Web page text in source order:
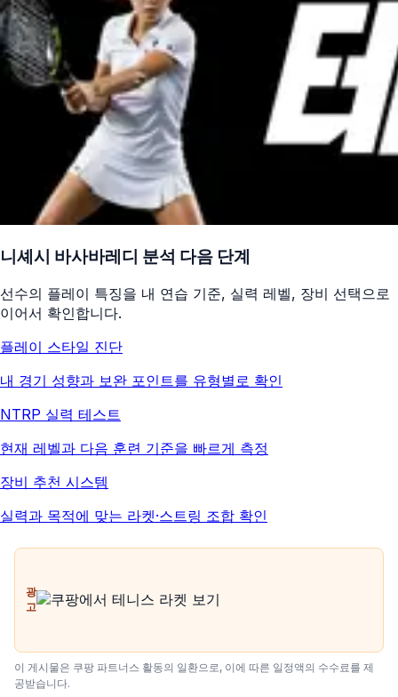
니셰시 바사바레디 분석 다음 단계
선수의 플레이 특징을 내 연습 기준, 실력 레벨, 장비 선택으로
이어서 확인합니다.
플레이 스타일 진단
내 경기 성향과 보완 포인트를 유형별로 확인
NTRP 실력 테스트
현재 레벨과 다음 훈련 기준을 빠르게 측정
장비 추천 시스템
실력과 목적에 맞는 라켓·스트링 조합 확인
광
고
이 게시물은 쿠팡 파트너스 활동의 일환으로, 이에 따른 일정액의 수수료를 제
공받습니다.